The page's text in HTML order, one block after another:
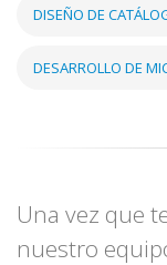
DISEÑO DE
DESARROLLO DE
Una vez que
nuestro